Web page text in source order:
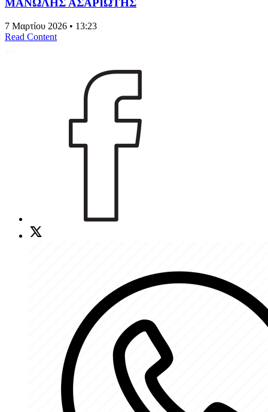
ΜΑΝΩΛΗΣ ΑΣΑΡΙΩΤΗΣ
7 Μαρτίου 2026 • 13:23
Read Content